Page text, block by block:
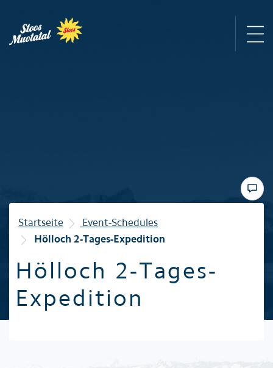
Winter
Familie
Startseite
Event-Schedules
Hölloch 2-Tages-Expedition
Hölloch 2-Tages-
Expedition